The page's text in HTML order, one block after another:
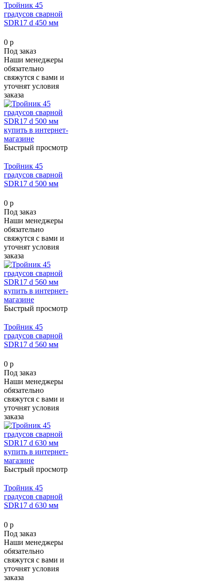
Тройник 45
градусов сварной
SDR17 d 450 мм
0 р
Под заказ
Наши менеджеры
обязательно
свяжутся с вами и
уточнят условия
заказа
Быстрый просмотр
Тройник 45
градусов сварной
SDR17 d 500 мм
0 р
Под заказ
Наши менеджеры
обязательно
свяжутся с вами и
уточнят условия
заказа
Быстрый просмотр
Тройник 45
градусов сварной
SDR17 d 560 мм
0 р
Под заказ
Наши менеджеры
обязательно
свяжутся с вами и
уточнят условия
заказа
Быстрый просмотр
Тройник 45
градусов сварной
SDR17 d 630 мм
0 р
Под заказ
Наши менеджеры
обязательно
свяжутся с вами и
уточнят условия
заказа